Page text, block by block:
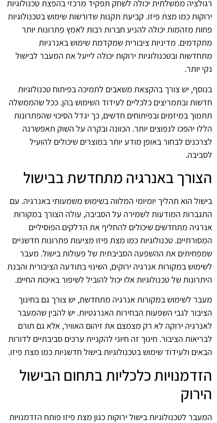
רגולציה ממשלתית יכולה לשחק תפקיד מרכזי בהפצת טכנולוגיות
ירוקות כמו מצת פיזו. קביעת תקנות שדורשות שימוש בטכנולוגיות
פחות מזהמות יכולה להניע חברות רבות לאמץ פתרונות יותר
מתקדמים. מדיניות ציבורית שמקדמת שימוש באנרגיות
מתחדשות ובטכנולוגיות ירוקות יכולה לייעל את המעבר לבישול
נקי יותר.
בנוסף, יש צורך בהקצאת משאבים לתמיכה בפיתוח טכנולוגיות
חדשות ובתמריצים כלכליים לעידוד השימוש בהן. ככל שהממשלה
תתמוך במיזמים ובפיתוחים חדשים, כך יגדל הסיכוי שהפתרונות
הללו יהפכו לנפוצים יותר. הכוונה ובקרה על השוק תאפשרנה
לצרכנים לבחור באופן מודע יותר במוצרים שיכולים להועיל
לסביבה.
הצורך באנרגיה מתחדשת בבישול
בישול הוא תהליך יומיומי המלווה בשימוש משמעותי באנרגיה. עם
התגברות המודעות לשמירה על הסביבה, עולה הצורך במקורות
אנרגיה מתחדשים שיכולים להחליף את הדלקים הפוסיליים
המסורתיים. טכנולוגיות כמו מצת פיזו מציעות פתרונות חדשניים
שמפחיתים את ההשפעה הסביבתית של פעולות בישול. מעבר
לשימוש במקורות אנרגיה ירוקים, השינוי בתודעה הציבורית והבנת
היתרונות של טכנולוגיות אלו יכול להוביל לשיפור באיכות החיים.
מעבר לשימוש במקורות אנרגיה מתחדשת, יש צורך גם בחינוך
הציבור לגבי השפעות הבחירות האנרגטיות. יש להבין שהמעבר
לאנרגיה ירוקה לא רק מצמצם את זיהום האוויר, אלא גם תורם
לבריאות הציבור. חינוך זה חיוני להקניית ערכים סביבתיים לדורות
הבאים ולעידוד שימוש בטכנולוגיות בישול חדשניות כמו מצת פיזו.
הזדמנויות כלכליות בתחום הבישול
הירוק
המעבר לטכנולוגיות בישול ירוקות כגון מצת פיזו פותח הזדמנויות